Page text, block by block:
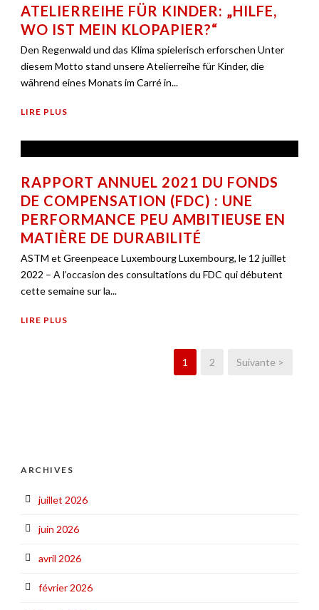
ATELIERREIHE FÜR KINDER: „HILFE,
WO IST MEIN KLOPAPIER?“
Den Regenwald und das Klima spielerisch erforschen Unter
diesem Motto stand unsere Atelierreihe für Kinder, die
während eines Monats im Carré in...
LIRE PLUS
RAPPORT ANNUEL 2021 DU FONDS
DE COMPENSATION (FDC) : UNE
PERFORMANCE PEU AMBITIEUSE EN
MATIÈRE DE DURABILITÉ
ASTM et Greenpeace Luxembourg Luxembourg, le 12 juillet
2022 – A l’occasion des consultations du FDC qui débutent
cette semaine sur la...
LIRE PLUS
1 2 Suivante >
ARCHIVES
juillet 2026
juin 2026
avril 2026
février 2026